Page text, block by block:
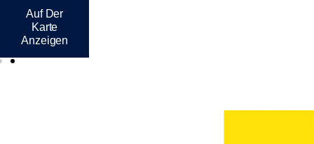
Auf Der
Karte
Anzeigen